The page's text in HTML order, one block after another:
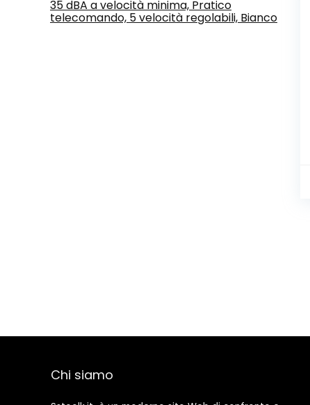
35 dBA a velocità minima, Pratico
telecomando, 5 velocità regolabili, Bianco
Chi siamo